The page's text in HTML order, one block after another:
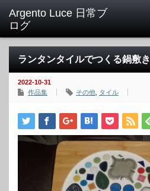
ランタンタイルでつくる鍋敷き
2022-10-31
作品集
その他 タイル